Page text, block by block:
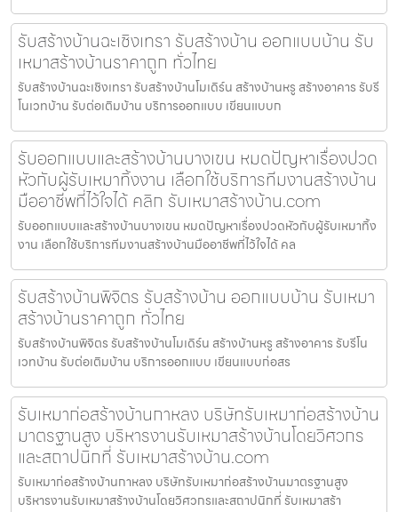
รับสร้างบ้านฉะเชิงเทรา รับสร้างบ้าน ออกแบบบ้าน รับ
เหมาสร้างบ้านราคาถูก ทั่วไทย
รับสร้างบ้านฉะเชิงเทรา รับสร้างบ้านโมเดิร์น สร้างบ้านหรู สร้างอาคาร รับรี
โนเวทบ้าน รับต่อเติมบ้าน บริการออกแบบ เขียนแบบก
รับออกแบบและสร้างบ้านบางเขน หมดปัญหาเรื่องปวด
หัวกับผู้รับเหมาทิ้งงาน เลือกใช้บริการทีมงานสร้างบ้าน
มืออาชีพที่ไว้ใจได้ คลิก รับเหมาสร้างบ้าน.com
รับออกแบบและสร้างบ้านบางเขน หมดปัญหาเรื่องปวดหัวกับผู้รับเหมาทิ้ง
งาน เลือกใช้บริการทีมงานสร้างบ้านมืออาชีพที่ไว้ใจได้ คล
รับสร้างบ้านพิจิตร รับสร้างบ้าน ออกแบบบ้าน รับเหมา
สร้างบ้านราคาถูก ทั่วไทย
รับสร้างบ้านพิจิตร รับสร้างบ้านโมเดิร์น สร้างบ้านหรู สร้างอาคาร รับรีโน
เวทบ้าน รับต่อเติมบ้าน บริการออกแบบ เขียนแบบก่อสร
รับเหมาก่อสร้างบ้านกาหลง บริษัทรับเหมาก่อสร้างบ้าน
มาตรฐานสูง บริหารงานรับเหมาสร้างบ้านโดยวิศวกร
และสถาปนิกที่ รับเหมาสร้างบ้าน.com
รับเหมาก่อสร้างบ้านกาหลง บริษัทรับเหมาก่อสร้างบ้านมาตรฐานสูง
บริหารงานรับเหมาสร้างบ้านโดยวิศวกรและสถาปนิกที่ รับเหมาสร้า